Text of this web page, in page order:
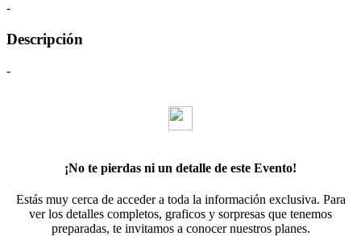
-
Descripción
-
¡No te pierdas ni un detalle de este Evento!
Estás muy cerca de acceder a toda la información exclusiva. Para
ver los detalles completos, graficos y sorpresas que tenemos
preparadas, te invitamos a conocer nuestros planes.